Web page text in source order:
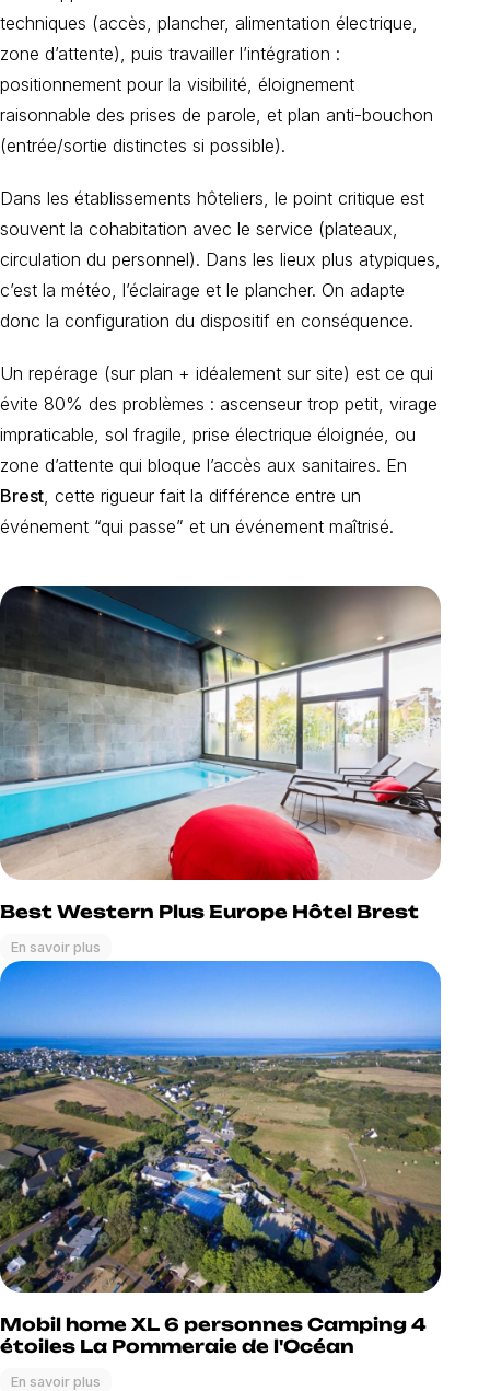
techniques (accès, plancher, alimentation électrique,
zone d’attente), puis travailler l’intégration :
positionnement pour la visibilité, éloignement
raisonnable des prises de parole, et plan anti-bouchon
(entrée/sortie distinctes si possible).
Dans les établissements hôteliers, le point critique est
souvent la cohabitation avec le service (plateaux,
circulation du personnel). Dans les lieux plus atypiques,
c’est la météo, l’éclairage et le plancher. On adapte
donc la configuration du dispositif en conséquence.
Un repérage (sur plan + idéalement sur site) est ce qui
évite 80% des problèmes : ascenseur trop petit, virage
impraticable, sol fragile, prise électrique éloignée, ou
zone d’attente qui bloque l’accès aux sanitaires. En
Brest, cette rigueur fait la différence entre un
événement “qui passe” et un événement maîtrisé.
Best Western Plus Europe Hôtel Brest
En savoir plus
Mobil home XL 6 personnes Camping 4
étoiles La Pommeraie de l'Océan
En savoir plus